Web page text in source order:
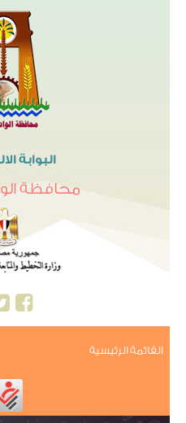
البوابة
محافظة
القائمة الرئيسية